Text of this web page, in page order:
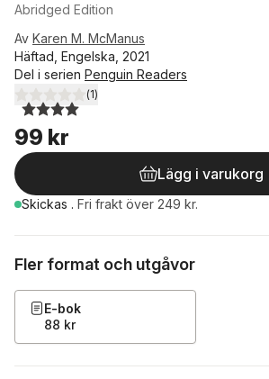
Abridged Edition
Av Karen M. McManus
Häftad, Engelska, 2021
Del i serien Penguin Readers
4,0utav 5 stjärnor. Totalt antal röster:
(1)
99 kr
Lägg i varukorg
Skickas . Fri frakt över 249 kr.
Fler format och utgåvor
E-bok
88 kr